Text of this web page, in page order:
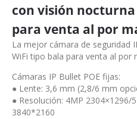
con visión
para venta al por
La mejor cámara de seguridad
WiFi tipo bala para venta al por
Cámaras IP Bullet POE fijas:
● Lente: 3,6 mm (2,8/6 mm
● Resolución: 4MP 2304×1296/
3840*2160